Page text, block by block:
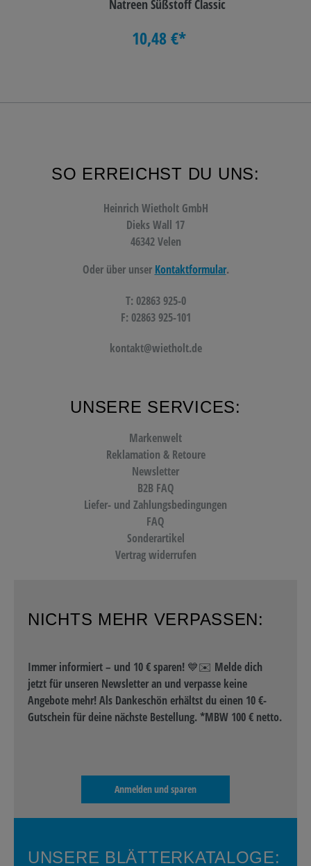
Natreen Süßstoff Classic
10,48 €*
SO ERREICHST DU UNS:
Heinrich Wietholt GmbH
Dieks Wall 17
46342 Velen
Oder über unser Kontaktformular.
T: 02863 925-0
F: 02863 925-101
kontakt@wietholt.de
UNSERE SERVICES:
Markenwelt
Reklamation & Retoure
Newsletter
B2B FAQ
Liefer- und Zahlungsbedingungen
FAQ
Sonderartikel
Vertrag widerrufen
NICHTS MEHR VERPASSEN:
Immer informiert – und 10 € sparen! 💙✉️ Melde dich
jetzt für unseren Newsletter an und verpasse keine
Angebote mehr! Als Dankeschön erhältst du einen 10 €-
Gutschein für deine nächste Bestellung. *MBW 100 € netto.
Anmelden und sparen
UNSERE BLÄTTERKATALOGE: